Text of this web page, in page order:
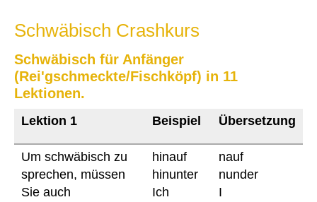
Schwäbisch Crashkurs
Schwäbisch für Anfänger
(Rei'gschmeckte/Fischköpf) in 11
Lektionen.
Lektion 1 Beispiel Übersetzung
Um schwäbisch zu
sprechen, müssen
Sie auch
hinauf
hinunter
Ich
nauf
nunder
I